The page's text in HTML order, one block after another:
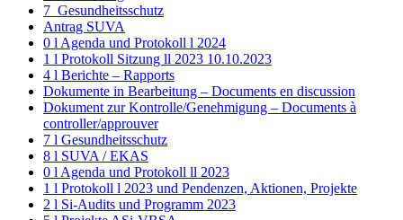
7_Gesundheitsschutz
Antrag SUVA
0 l Agenda und Protokoll l 2024
1 l Protokoll Sitzung ll 2023 10.10.2023
4 l Berichte – Rapports
Dokumente in Bearbeitung – Documents en discussion
Dokument zur Kontrolle/Genehmigung – Documents à
controller/approuver
7 l Gesundheitsschutz
8 l SUVA / EKAS
0 l Agenda und Protokoll ll 2023
1 l Protokoll l 2023 und Pendenzen, Aktionen, Projekte
2 l Si-Audits und Programm 2023